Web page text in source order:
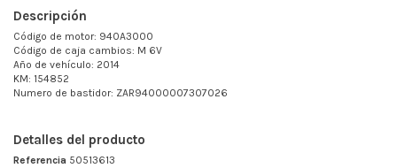
Descripción
Código de motor: 940A3000
Código de caja cambios: M 6V
Año de vehículo: 2014
KM: 154852
Numero de bastidor: ZAR94000007307026
Detalles del producto
Referencia 50513613